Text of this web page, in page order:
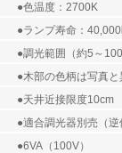
●色温度：2700K
●ランプ寿命：
●調光範囲（約5～
●木部の色柄は写真
●天井近接限度10cm
●適合調光器別売（
●6VA（100V）